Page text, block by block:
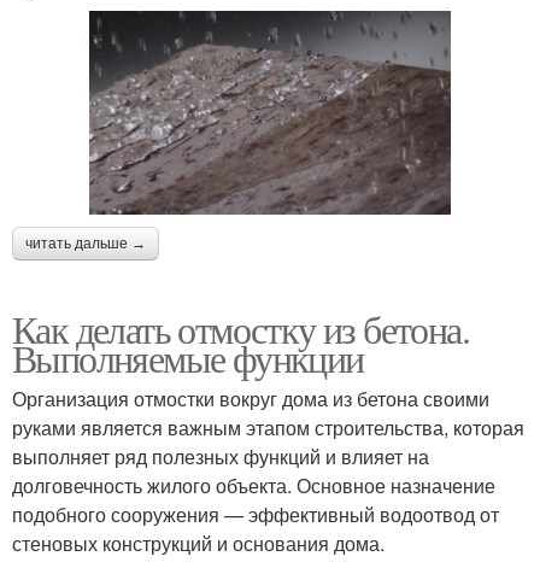
читать дальше →
Как делать отмостку из бетона.
Выполняемые функции
Организация отмостки вокруг дома из бетона своими
руками является важным этапом строительства, которая
выполняет ряд полезных функций и влияет на
долговечность жилого объекта. Основное назначение
подобного сооружения — эффективный водоотвод от
стеновых конструкций и основания дома.